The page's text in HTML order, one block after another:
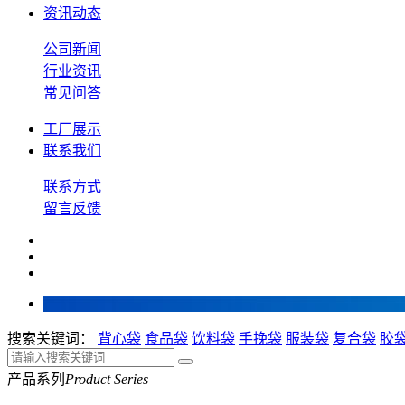
资讯动态
公司新闻
行业资讯
常见问答
工厂展示
联系我们
联系方式
留言反馈
搜索关键词： 背心袋 食品袋 饮料袋 手挽袋 服装袋 复合袋 胶
产品系列 Product Series